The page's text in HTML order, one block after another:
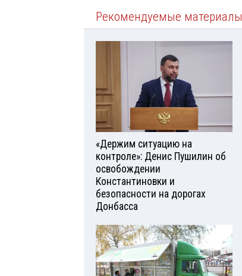
Рекомендуемые материалы
«Держим ситуацию на
контроле»: Денис Пушилин об
освобождении
Константиновки и
безопасности на дорогах
Донбасса